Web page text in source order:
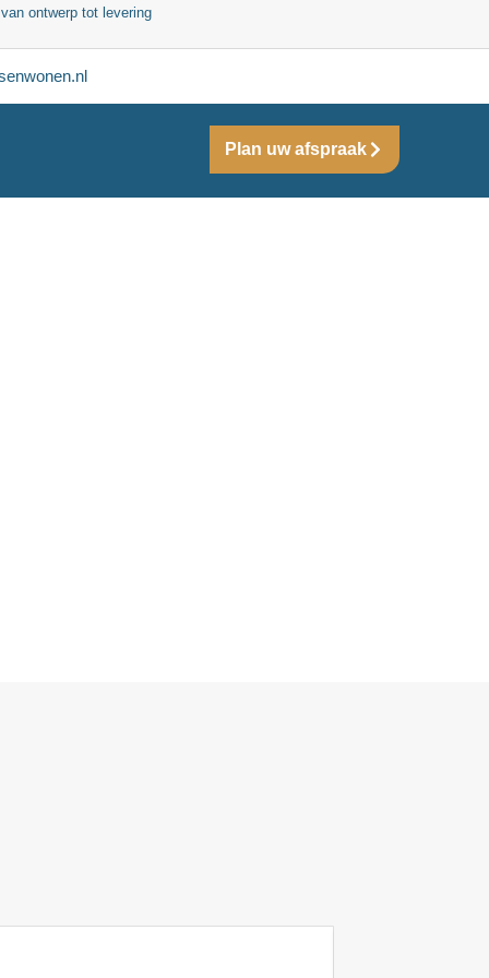
ontwerp tot levering
Plan uw afspraak